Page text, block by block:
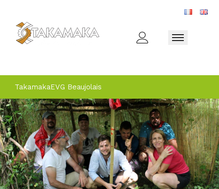
Toggle
TakamakaEVG Beaujolais